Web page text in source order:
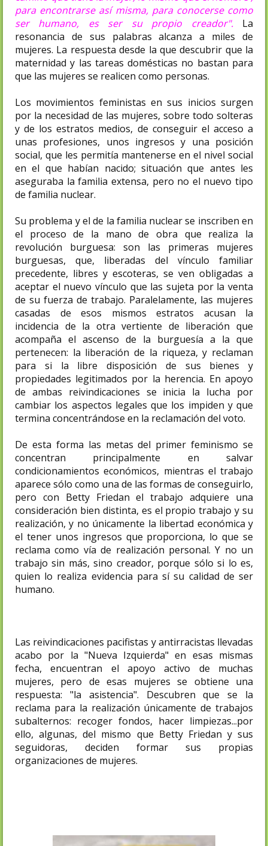
para encontrarse así misma, para conocerse como
ser humano, es ser su propio creador".La
resonancia de sus palabras alcanza a miles de
mujeres. La respuesta desde la que descubrir que la
maternidad y las tareas domésticas no bastan para
que las mujeres se realicen como personas.
Los movimientos feministas en sus inicios surgen
por la necesidad de las mujeres, sobre todo solteras
y de los estratos medios, de conseguir el acceso a
unas profesiones, unos ingresos y una posición
social, que les permitía mantenerse en el nivel social
en el que habían nacido; situación que antes les
aseguraba la familia extensa, pero no el nuevo tipo
de familia nuclear.
Su problema y el de la familia nuclear se inscriben en
el proceso de la mano de obra que realiza la
revolución burguesa: son las primeras mujeres
burguesas, que, liberadas del vínculo familiar
precedente, libres y escoteras, se ven obligadas a
aceptar el nuevo vínculo que las sujeta por la venta
de su fuerza de trabajo. Paralelamente, las mujeres
casadas de esos mismos estratos acusan la
incidencia de la otra vertiente de liberación que
acompaña el ascenso de la burguesía a la que
pertenecen: la liberación de la riqueza, y reclaman
para si la libre disposición de sus bienes y
propiedades legitimados por la herencia. En apoyo
de ambas reivindicaciones se inicia la lucha por
cambiar los aspectos legales que los impiden y que
termina concentrándose en la reclamación del voto.
De esta forma las metas del primer feminismo se
concentran principalmente en salvar
condicionamientos económicos, mientras el trabajo
aparece sólo como una de las formas de conseguirlo,
pero con Betty Friedan el trabajo adquiere una
consideración bien distinta, es el propio trabajo y su
realización, y no únicamente la libertad económica y
el tener unos ingresos que proporciona, lo que se
reclama como vía de realización personal. Y no un
trabajo sin más, sino creador, porque sólo si lo es,
quien lo realiza evidencia para sí su calidad de ser
humano.
Las reivindicaciones pacifistas y antirracistas llevadas
acabo por la "Nueva Izquierda" en esas mismas
fecha, encuentran el apoyo activo de muchas
mujeres, pero de esas mujeres se obtiene una
respuesta: "la asistencia". Descubren que se la
reclama para la realización únicamente de trabajos
subalternos: recoger fondos, hacer limpiezas...por
ello, algunas, del mismo que Betty Friedan y sus
seguidoras, deciden formar sus propias
organizaciones de mujeres.